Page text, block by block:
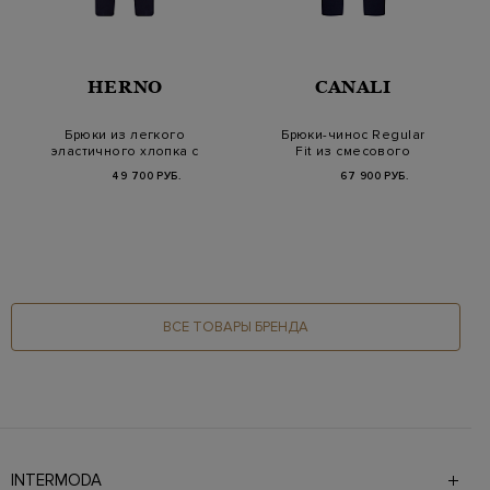
HERNO
Брюки из легкого
эластичного хлопка с
49 700 РУБ.
CANALI
Брюки-чинос Regular
Fit из смесового
67 900 РУБ.
ВСЕ ТОВАРЫ БРЕНДА
INTERMODA